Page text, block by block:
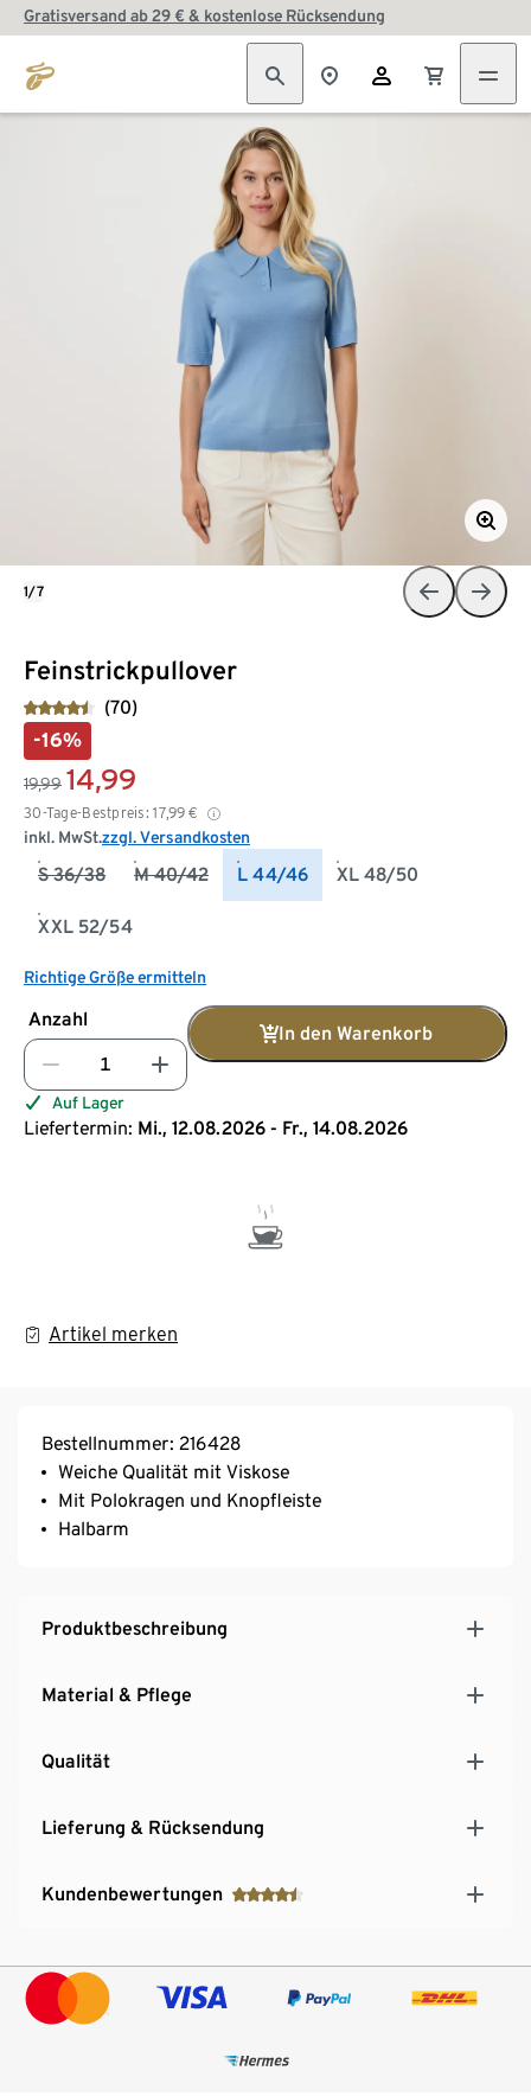
Gratisversand ab 29 € & kostenlose Rücksendung
Feinstrickpullover
(70)
-16%
19,99 14,99
30-Tage-Bestpreis: 17,99 €
inkl. MwSt.zzgl. Versandkosten
S 36/38 M 40/42 L 44/46 XL 48/50
XXL 52/54
Richtige Größe ermitteln
Anzahl
In den Warenkorb
Auf Lager
Liefertermin: Mi., 12.08.2026 - Fr., 14.08.2026
Artikel merken
1/7
Bestellnummer: 216428
Weiche Qualität mit Viskose
Mit Polokragen und Knopfleiste
Halbarm
Produktbeschreibung
Material & Pflege
Qualität
Lieferung & Rücksendung
Kundenbewertungen